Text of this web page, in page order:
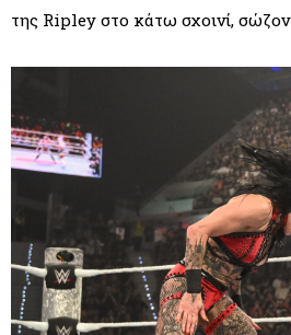
της Ripley στο κάτω σχοινί,